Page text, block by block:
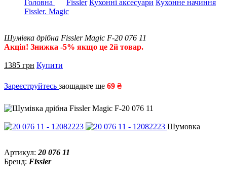
Головна
Fissler Кухонні аксесуари Кухонне начиння
Fissler. Magic
Шумівка дрібна Fissler Magic F-20 076 11
Акція! Знижка -5% якщо це 2й товар.
1385 грн Купити
Зареєструйтесь заощадьте ще 69 ₴
Шумовка
Артикул: 20 076 11
Бренд: Fissler